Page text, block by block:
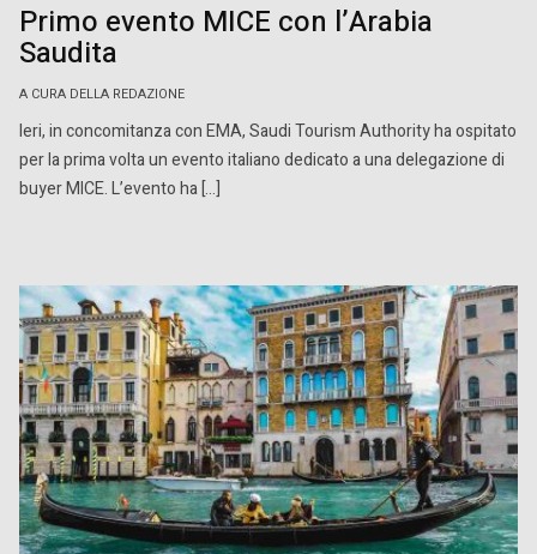
Primo evento MICE con l’Arabia
Saudita
A CURA DELLA REDAZIONE
Ieri, in concomitanza con EMA, Saudi Tourism Authority ha ospitato
per la prima volta un evento italiano dedicato a una delegazione di
buyer MICE. L’evento ha […]